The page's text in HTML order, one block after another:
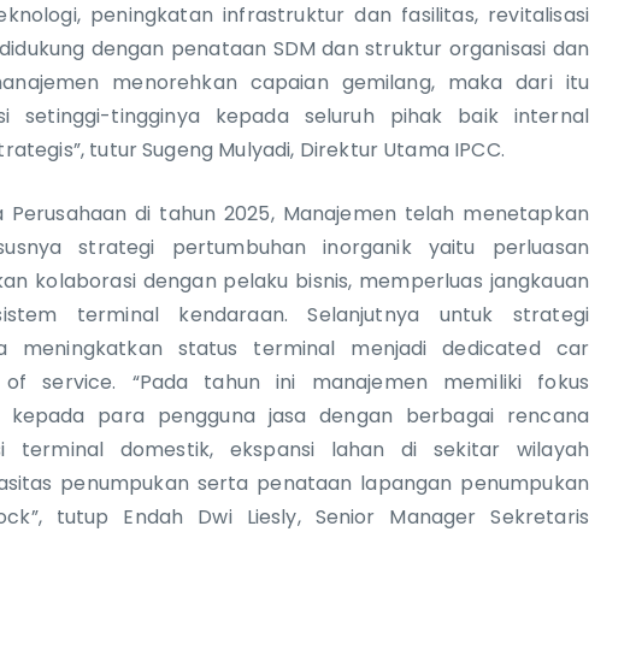
peningkatan infrastruktur dan fasilitas, revitalisasi
dengan penataan SDM dan struktur organisasi dan
menorehkan capaian gemilang, maka dari itu
setinggi-tingginya kepada seluruh pihak baik internal
tutur Sugeng Mulyadi, Direktur Utama IPCC.
di tahun 2025, Manajemen telah menetapkan
strategi pertumbuhan inorganik yaitu perluasan
kolaborasi dengan pelaku bisnis, memperluas jangkauan
terminal kendaraan. Selanjutnya untuk strategi
meningkatkan status terminal menjadi dedicated car
service. “Pada tahun ini manajemen memiliki fokus
kepada para pengguna jasa dengan berbagai rencana
terminal domestik, ekspansi lahan di sekitar wilayah
penumpukan serta penataan lapangan penumpukan
tutup Endah Dwi Liesly, Senior Manager Sekretaris